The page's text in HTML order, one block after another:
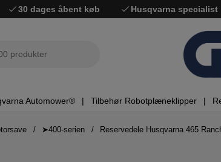
30 dages åbent køb Husqvarna specialist
Automower® Tilbehør Robotplæneklipper
➤400-serien Reservedele Husqvarna 465